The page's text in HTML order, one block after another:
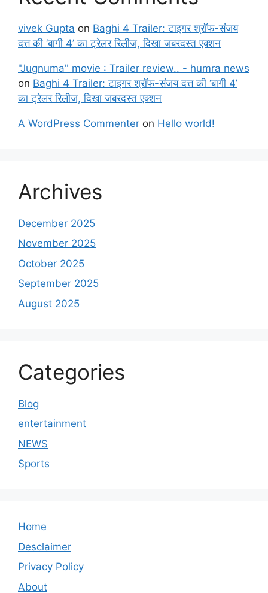
vivek Gupta on Baghi 4 Trailer: टाइगर श्रॉफ-संजय
दत्त की ‘बागी 4’ का ट्रेलर रिलीज, दिखा जबरदस्त एक्शन
"Jugnuma" movie : Trailer review.. - humra news
on Baghi 4 Trailer: टाइगर श्रॉफ-संजय दत्त की ‘बागी 4’
का ट्रेलर रिलीज, दिखा जबरदस्त एक्शन
A WordPress Commenter on Hello world!
Archives
December 2025
November 2025
October 2025
September 2025
August 2025
Categories
Blog
entertainment
NEWS
Sports
Home
Desclaimer
Privacy Policy
About